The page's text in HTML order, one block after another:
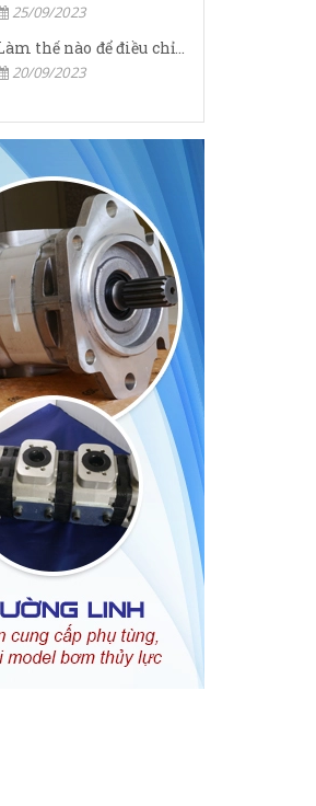
25/09/2023
Làm thế nào để điều chỉnh áp suất đầu ra của bơm thủy lực?
20/09/2023